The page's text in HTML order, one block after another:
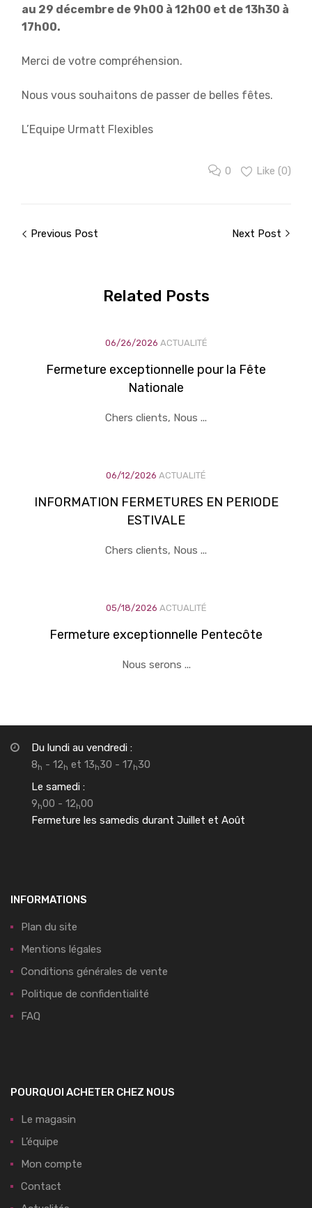
au 29 décembre de 9h00 à 12h00 et de 13h30 à
17h00.
Merci de votre compréhension.
Nous vous souhaitons de passer de belles fêtes.
L’Equipe Urmatt Flexibles
0 Like (0)
Previous Post Next Post
Related Posts
06/26/2026 ACTUALITÉ
Fermeture exceptionnelle pour la Fête
Nationale
Chers clients, Nous ...
06/12/2026 ACTUALITÉ
INFORMATION FERMETURES EN PERIODE
ESTIVALE
Chers clients, Nous ...
05/18/2026 ACTUALITÉ
Fermeture exceptionnelle Pentecôte
Nous serons ...
Du lundi au vendredi :
8h - 12h et 13h30 - 17h30
Le samedi :
9h00 - 12h00
Fermeture les samedis durant Juillet et Août
INFORMATIONS
Plan du site
Mentions légales
Conditions générales de vente
Politique de confidentialité
FAQ
POURQUOI ACHETER CHEZ NOUS
Le magasin
L’équipe
Mon compte
Contact